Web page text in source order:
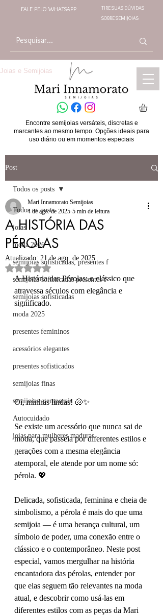
FALE PELO WHATSAPP
TIRE SUAS DÚVIDAS
SOBRE SEMIJOIAS
Joias e Semijoias
Encontre semijoias versáteis, discretas e
marcantes ao mesmo tempo. Opções ideais para
uso diário ou em momentos especiais
Post
Todos os posts
joias
moda 2026
semijoias sofisticadas, presentes f
semijoias sofisticadas presentes f
semijoias sofisticadas
moda 2025
presentes femininos
acessórios elegantes
presentes sofisticados
semijoias finas
semijoias atemporais
Autocuidado
joias para mulheres maduras
Todos os posts
A HISTÓRIA DAS
PÉROLAS
Mari Innamorato Semijoias
4 de ago. de 2025 5 min de leitura
Atualizado: 21 de ago. de 2025
Avaliado com NaN de 5 estrelas.
A História das Pérolas: o clássico que
atravessa séculos com elegância e
significado.
Oi, minhas lindas! 🐚✨
Se existe um acessório que nunca sai de
moda, que passeia por diferentes estilos e
gerações com a mesma elegância
atemporal, ele atende por um nome só:
pérola. 💖
Delicada, sofisticada, feminina e cheia de
simbolismo, a pérola é mais do que uma
semijoia — é uma herança cultural, um
símbolo de poder, uma conexão entre o
clássico e o contemporâneo. Neste post
especial, vamos mergulhar na história
encantadora das pérolas, entender por
que elas seguem tão relevantes na moda
atual, e descobrir como usá-las em
diferentes estilos com as peças da Mari